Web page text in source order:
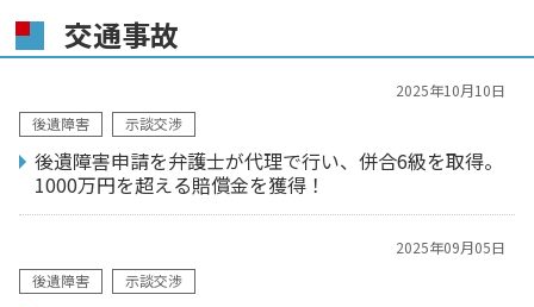
交通事故
2025年10月10日
後遺障害
示談交渉
後遺障害申請を弁護士が代理で行い、併合6級を取得。
1000万円を超える賠償金を獲得！
2025年09月05日
後遺障害
示談交渉